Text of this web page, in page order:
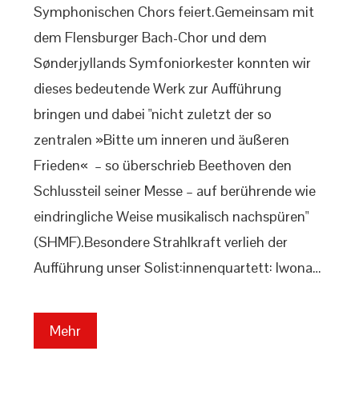
Symphonischen Chors feiert.Gemeinsam mit
dem Flensburger Bach-Chor und dem
Sønderjyllands Symfoniorkester konnten wir
dieses bedeutende Werk zur Aufführung
bringen und dabei "nicht zuletzt der so
zentralen »Bitte um inneren und äußeren
Frieden« – so überschrieb Beethoven den
Schlussteil seiner Messe – auf berührende wie
eindringliche Weise musikalisch nachspüren"
(SHMF).Besondere Strahlkraft verlieh der
Aufführung unser Solist:innenquartett: Iwona…
Mehr